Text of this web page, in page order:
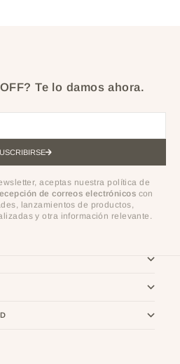
Te lo damos ahora.
aceptas nuestra política de
de correos electrónicos con
lanzamientos de productos,
y otra información relevante.